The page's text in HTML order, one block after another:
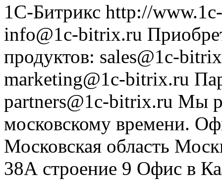
1С-Битрикс http://
info@1c-bitrix.ru
продуктов: sales@1c-
marketing@1c-bitrix.ru
partners@1c-bitrix.ru Мы
московскому времени.
Московская область
38А строение 9 Офис в